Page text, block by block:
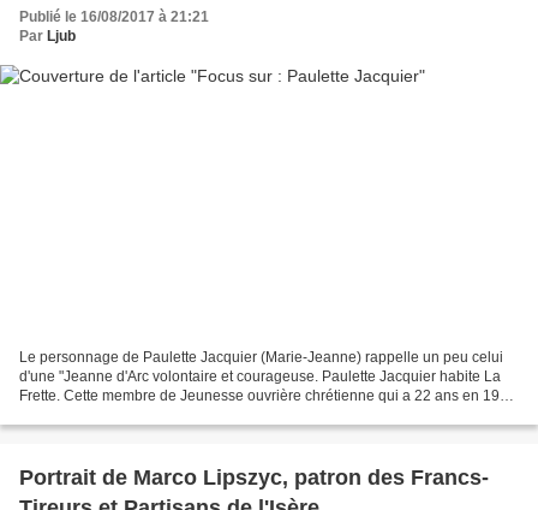
Publié le 16/08/2017 à 21:21
Par Ljub
Le personnage de Paulette Jacquier (Marie-Jeanne) rappelle un peu celui
d'une "Jeanne d'Arc volontaire et courageuse. Paulette Jacquier habite La
Frette. Cette membre de Jeunesse ouvrière chrétienne qui a 22 ans en 1940
Portrait de Marco Lipszyc, patron des Francs-